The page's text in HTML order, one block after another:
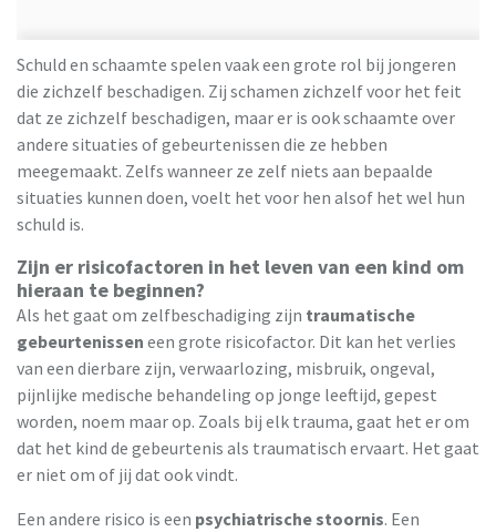
Schuld en schaamte spelen vaak een grote rol bij jongeren
die zichzelf beschadigen. Zij schamen zichzelf voor het feit
dat ze zichzelf beschadigen, maar er is ook schaamte over
andere situaties of gebeurtenissen die ze hebben
meegemaakt. Zelfs wanneer ze zelf niets aan bepaalde
situaties kunnen doen, voelt het voor hen alsof het wel hun
schuld is.
Zijn er risicofactoren in het leven van een kind om
hieraan te beginnen?
Als het gaat om zelfbeschadiging zijn traumatische
gebeurtenissen een grote risicofactor. Dit kan het verlies
van een dierbare zijn, verwaarlozing, misbruik, ongeval,
pijnlijke medische behandeling op jonge leeftijd, gepest
worden, noem maar op. Zoals bij elk trauma, gaat het er om
dat het kind de gebeurtenis als traumatisch ervaart. Het gaat
er niet om of jij dat ook vindt.
Een andere risico is een psychiatrische stoornis. Een